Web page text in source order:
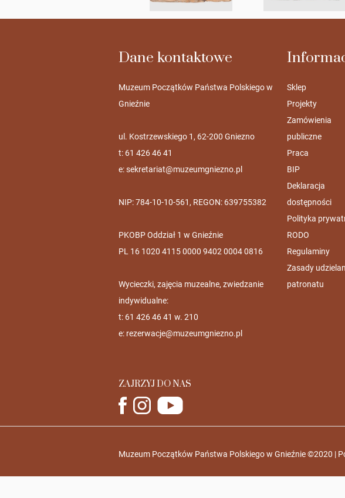
Dane kontaktowe
Muzeum Początków Państwa Polskiego w
Gnieźnie
ul. Kostrzewskiego 1, 62-200 Gniezno
t: 61 426 46 41
e:sekretariat@muzeumgniezno.pl
NIP: 784-10-10-561, REGON: 639755382
PKOBP Oddział 1 w Gnieźnie
PL 16 1020 4115 0000 9402 0004 0816
Wycieczki, zajęcia muzealne, zwiedzanie
indywidualne:
t: 61 426 46 41 w. 210
e: rezerwacje@muzeumgniezno.pl
ZAJRZYJ DO NAS
Sklep
Projekty
Zamówienia
publiczne
Praca
BIP
Deklaracja
dostępności
Polityka
RODO
Regulaminy
Zasady
patronatu
Muzeum Początków Państwa Polskiego w Gnieźnie ©2020 |